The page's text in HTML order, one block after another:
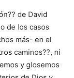
de David
de los casos
más- en el
caminos??, ni
y glosemos